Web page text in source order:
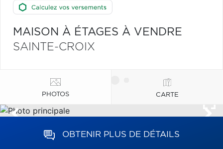
MAISON À ÉTAGES À VENDRE
SAINTE-CROIX
PHOTOS CARTE
OBTENIR PLUS DE DÉTAILS